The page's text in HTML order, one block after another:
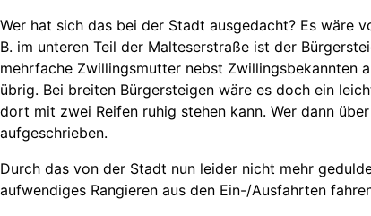
Wer hat sich das bei der Stadt ausgedacht? Es wäre
B. im unteren Teil der Malteserstraße ist der
mehrfache Zwillingsmutter nebst Zwillingsbekannten
übrig. Bei breiten Bürgersteigen wäre es doch ein
dort mit zwei Reifen ruhig stehen kann. Wer dann
aufgeschrieben.
Durch das von der Stadt nun leider nicht mehr
aufwendiges Rangieren aus den Ein-/Ausfahrten